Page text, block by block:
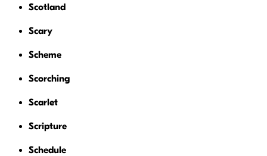
Scotland
Scary
Scheme
Scorching
Scarlet
Scripture
Schedule